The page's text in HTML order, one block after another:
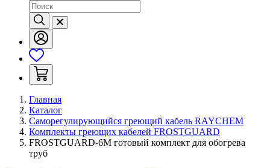
Главная
Каталог
Саморегулирующийся греющий кабель RAYCHEM
Комплекты греющих кабелей FROSTGUARD
FROSTGUARD-6M готовый комплект для обогрева
труб